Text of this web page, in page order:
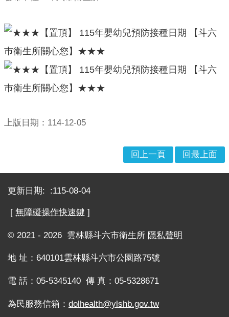
本
簡
介
地
置
一
表
服
白
書
服
上版日期：114-12-05
回上一頁 回最上面
更新日期:
115-08-04
[ 無障礙操作快速鍵 ]
© 2021 - 2026 雲林縣斗六市衛生所 隱私聲明
地 址：640101雲林縣斗六市公園路75號
電 話：05-5345140 傳 真：05-5328671
為民服務信箱： dolhealth@ylshb.gov.tw